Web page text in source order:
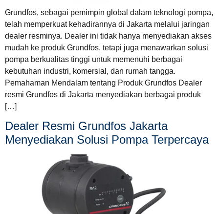
Grundfos, sebagai pemimpin global dalam teknologi pompa,
telah memperkuat kehadirannya di Jakarta melalui jaringan
dealer resminya. Dealer ini tidak hanya menyediakan akses
mudah ke produk Grundfos, tetapi juga menawarkan solusi
pompa berkualitas tinggi untuk memenuhi berbagai
kebutuhan industri, komersial, dan rumah tangga.
Pemahaman Mendalam tentang Produk Grundfos Dealer
resmi Grundfos di Jakarta menyediakan berbagai produk
[…]
Dealer Resmi Grundfos Jakarta
Menyediakan Solusi Pompa Terpercaya